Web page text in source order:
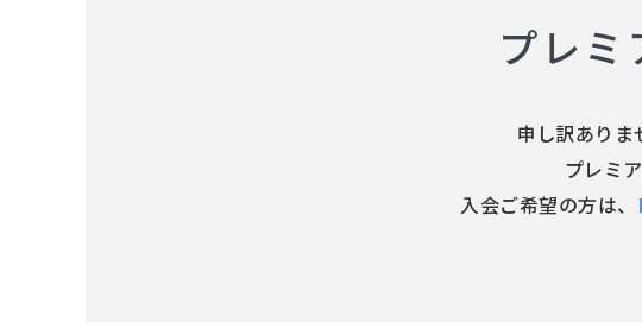
プレ
申し訳ありま
プレミ
入会ご希望の方は、